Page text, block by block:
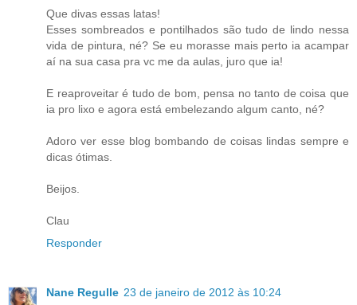
Que divas essas latas!
Esses sombreados e pontilhados são tudo de lindo nessa
vida de pintura, né? Se eu morasse mais perto ia acampar
aí na sua casa pra vc me da aulas, juro que ia!
E reaproveitar é tudo de bom, pensa no tanto de coisa que
ia pro lixo e agora está embelezando algum canto, né?
Adoro ver esse blog bombando de coisas lindas sempre e
dicas ótimas.
Beijos.
Clau
Responder
Nane Regulle 23 de janeiro de 2012 às 10:24